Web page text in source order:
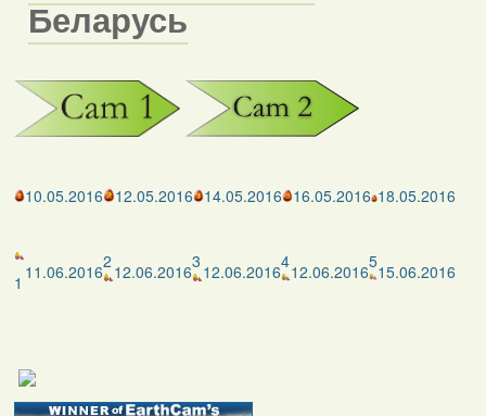
Беларусь
10.05.2016 12.05.2016 14.05.2016 16.05.2016 18.05.2016
1 11.06.20162 12.06.20163 12.06.2016412.06.2016515.06.2016